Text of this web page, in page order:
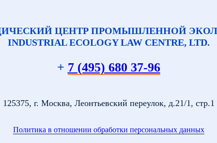
ЦЕНТР ПРОМЫШЛЕННОЙ
INDUSTRIAL ECOLOGY LAW CENTRE, LTD.
+ 7 (495) 680 37-96
125375, г. Москва, Леонтьевский переулок, д.21/1, стр.1
Политика в отношении обработки персональных данных